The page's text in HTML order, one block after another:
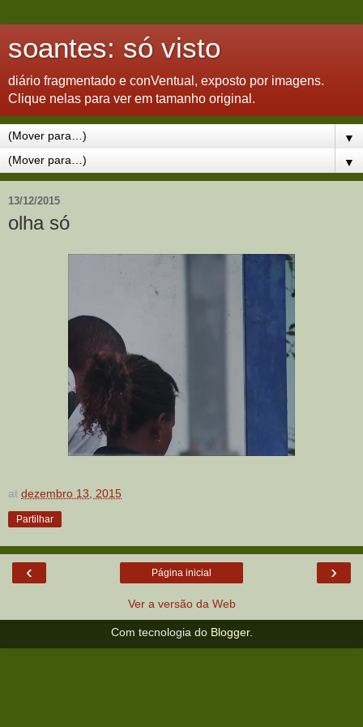
soantes: só visto
diário fragmentado e conVentual, exposto por imagens.
Clique nelas para ver em tamanho original.
▼
▼
13/12/2015
olha só
at dezembro 13, 2015
Partilhar
‹ ›
Página inicial
Ver a versão da Web
Com tecnologia do Blogger.